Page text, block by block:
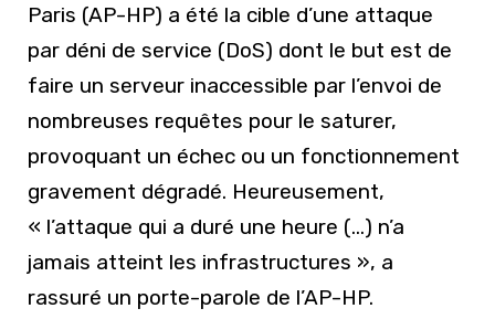
Paris (AP-HP) a été la cible d’une attaque
par déni de service (DoS) dont le but est de
faire un serveur inaccessible par l’envoi de
nombreuses requêtes pour le saturer,
provoquant un échec ou un fonctionnement
gravement dégradé. Heureusement,
« l’attaque qui a duré une heure (…) n’a
jamais atteint les infrastructures », a
rassuré un porte-parole de l’AP-HP.